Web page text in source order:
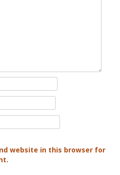
website in this browser for